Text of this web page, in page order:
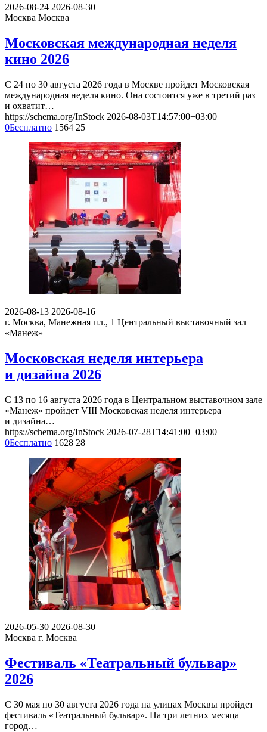
2026-08-24 2026-08-30
Москва Москва
Московская международная неделя
кино 2026
С 24 по 30 августа 2026 года в Москве пройдет Московская
международная неделя кино. Она состоится уже в третий раз
и охватит…
https://schema.org/InStock 2026-08-03T14:57:00+03:00
0Бесплатно 1564 25
2026-08-13 2026-08-16
г. Москва, Манежная пл., 1 Центральный выставочный зал
«Манеж»
Московская неделя интерьера
и дизайна 2026
С 13 по 16 августа 2026 года в Центральном выставочном зале
«Манеж» пройдет VIII Московская неделя интерьера
и дизайна…
https://schema.org/InStock 2026-07-28T14:41:00+03:00
0Бесплатно 1628 28
2026-05-30 2026-08-30
Москва г. Москва
Фестиваль «Театральный бульвар»
2026
С 30 мая по 30 августа 2026 года на улицах Москвы пройдет
фестиваль «Театральный бульвар». На три летних месяца
город…